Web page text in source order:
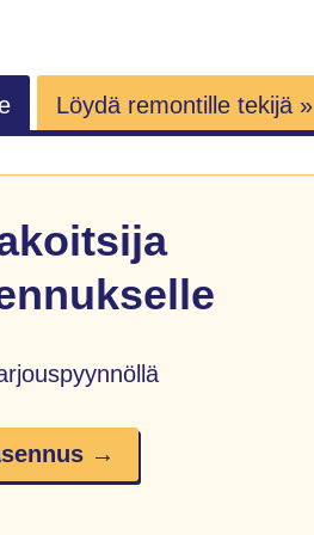
Löydä remontille tekijä »
→